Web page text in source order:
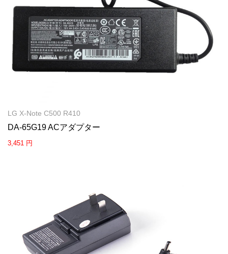
LG X-Note C500 R410
DA-65G19 ACアダプター
3,451 円